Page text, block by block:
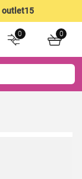
outlet15
0 0